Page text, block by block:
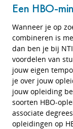
Een HBO-
Wanneer je op
combineren is
dan ben je bij
voordelen van
jouw eigen
je over jouw
jouw opleiding
soorten HBO-
associate
opleidingen op